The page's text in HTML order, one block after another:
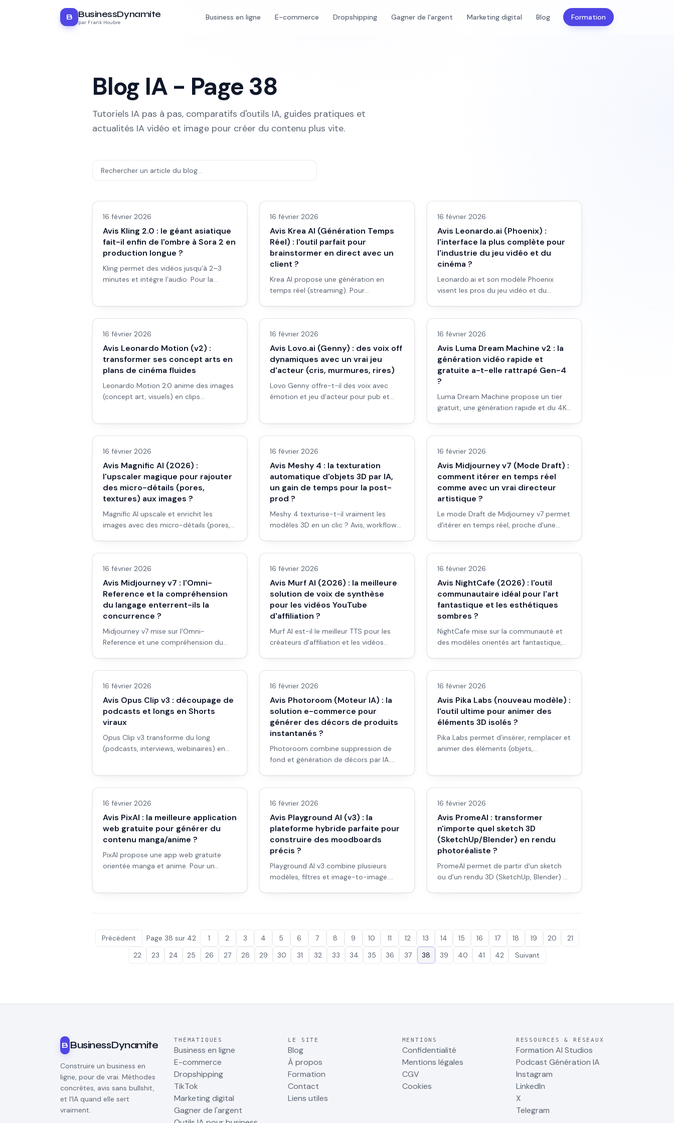
B BusinessDynamite
par Frank Houbre
Business en ligne E-commerce Dropshipping Gagner de l'argent Marketing digital Blog Formation
Blog IA - Page 38
Tutoriels IA pas à pas, comparatifs d'outils IA, guides pratiques et
actualités IA vidéo et image pour créer du contenu plus vite.
16 février 2026
Avis Kling 2.0 : le géant asiatique
fait-il enfin de l'ombre à Sora 2 en
production longue ?
Kling permet des vidéos jusqu’à 2–3
minutes et intègre l’audio. Pour la
16 février 2026
Avis Krea AI (Génération Temps
Réel) : l'outil parfait pour
brainstormer en direct avec un
client ?
Krea AI propose une génération en
temps réel (streaming). Pour
16 février 2026
Avis Leonardo.ai (Phoenix) :
l'interface la plus complète pour
l'industrie du jeu vidéo et du
cinéma ?
Leonardo.ai et son modèle Phoenix
visent les pros du jeu vidéo et du
Avis outils/services
16 février 2026
Avis Leonardo Motion (v2) :
transformer ses concept arts en
plans de cinéma fluides
Leonardo Motion 2.0 anime des images
(concept art, visuels) en clips
Avis outils/services
16 février 2026
Avis Lovo.ai (Genny) : des voix off
dynamiques avec un vrai jeu
d'acteur (cris, murmures, rires)
Lovo Genny offre-t-il des voix avec
émotion et jeu d'acteur pour pub et
Avis outils/services
16 février 2026
Avis Luma Dream Machine v2 : la
génération vidéo rapide et
gratuite a-t-elle rattrapé Gen-4
?
Luma Dream Machine propose un tier
gratuit, une génération rapide et du 4K.
Avis outils/services
16 février 2026
Avis Magnific AI (2026) :
l'upscaler magique pour rajouter
des micro-détails (pores,
textures) aux images ?
Magnific AI upscale et enrichit les
images avec des micro-détails (pores,
Avis outils/services
16 février 2026
Avis Meshy 4 : la texturation
automatique d'objets 3D par IA,
un gain de temps pour la post-
prod ?
Meshy 4 texturise-t-il vraiment les
modèles 3D en un clic ? Avis, workflow
Avis outils/services
16 février 2026
Avis Midjourney v7 (Mode Draft) :
comment itérer en temps réel
comme avec un vrai directeur
artistique ?
Le mode Draft de Midjourney v7 permet
d'itérer en temps réel, proche d'une
Avis et workflow.
Avis outils/services
16 février 2026
Avis Midjourney v7 : l'Omni-
Reference et la compréhension
du langage enterrent-ils la
concurrence ?
Midjourney v7 mise sur l'Omni-
Reference et une compréhension du
honnête et workflow concret.
Avis outils/services
16 février 2026
Avis Murf AI (2026) : la meilleure
solution de voix de synthèse
pour les vidéos YouTube
d'affiliation ?
Murf AI est-il le meilleur TTS pour les
créateurs d'affiliation et les vidéos
Avis outils/services
16 février 2026
Avis NightCafe (2026) : l'outil
communautaire idéal pour l'art
fantastique et les esthétiques
sombres ?
NightCafe mise sur la communauté et
des modèles orientés art fantastique,
Avis outils/services
16 février 2026
Avis Opus Clip v3 : découpage de
podcasts et longs en Shorts
viraux
Opus Clip v3 transforme du long
(podcasts, interviews, webinaires) en
Avis outils/services
16 février 2026
Avis Photoroom (Moteur IA) : la
solution e-commerce pour
générer des décors de produits
instantanés ?
Photoroom combine suppression de
fond et génération de décors par IA.
Avis outils/services
16 février 2026
Avis Pika Labs (nouveau modèle) :
l'outil ultime pour animer des
éléments 3D isolés ?
Pika Labs permet d’insérer, remplacer et
animer des éléments (objets,
Avis outils/services
16 février 2026
Avis PixAI : la meilleure application
web gratuite pour générer du
contenu manga/anime ?
PixAI propose une app web gratuite
orientée manga et anime. Pour un
Avis outils/services
16 février 2026
Avis Playground AI (v3) : la
plateforme hybride parfaite pour
construire des moodboards
précis ?
Playground AI v3 combine plusieurs
modèles, filtres et image-to-image.
Avis outils/services
16 février 2026
Avis PromeAI : transformer
n'importe quel sketch 3D
(SketchUp/Blender) en rendu
photoréaliste ?
PromeAI permet de partir d'un sketch
ou d'un rendu 3D (SketchUp, Blender) et
Précédent Page 38 sur 42 1 2 3 4 5 6 7 8 9 10 11 12 13 14 15 16 17 18 19 20
21
22
23 24 25 26 27 28 29 30 31 32 33 34 35 36 37 38 39 40 41 42 Suivant
B BusinessDynamite
Construire un business en
ligne, pour de vrai. Méthodes
concrètes, avis sans bullshit,
et l'IA quand elle sert
vraiment.
THÉMATIQUES
Business en ligne
E-commerce
Dropshipping
TikTok
Marketing digital
Gagner de l'argent
LE SITE
Blog
À propos
Formation
Contact
Liens utiles
MENTIONS
Confidentialité
Mentions légales
CGV
Cookies
RESSOURCES & RÉSEAUX
Formation AI Studios
Podcast Génération IA
Instagram
LinkedIn
X
Telegram